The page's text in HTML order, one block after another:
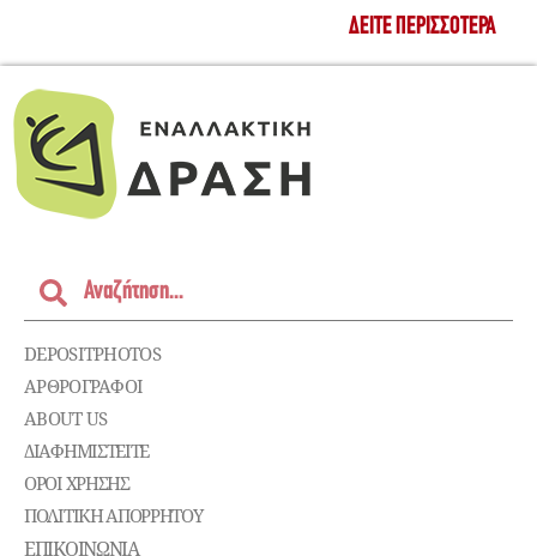
ΔΕΊΤΕ ΠΕΡΙΣΣΌΤΕΡΑ
DEPOSITPHOTOS
ΑΡΘΡΟΓΡΑΦΟΙ
ABOUT US
ΔΙΑΦΗΜΙΣΤΕΊΤΕ
ΌΡΟΙ ΧΡΉΣΗΣ
ΠΟΛΙΤΙΚΉ ΑΠΟΡΡΉΤΟΥ
ΕΠΙΚΟΙΝΩΝΊΑ